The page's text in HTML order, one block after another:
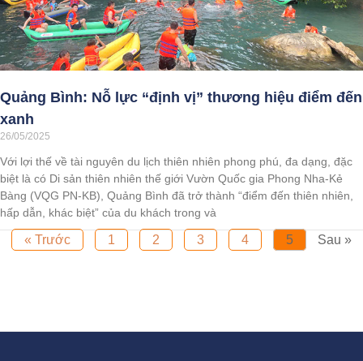
Quảng Bình: Nỗ lực “định vị” thương hiệu điểm đến
xanh
26/05/2025
Với lợi thế về tài nguyên du lịch thiên nhiên phong phú, đa dạng, đặc
biệt là có Di sản thiên nhiên thế giới Vườn Quốc gia Phong Nha-Kẻ
Bàng (VQG PN-KB), Quảng Bình đã trở thành “điểm đến thiên nhiên,
hấp dẫn, khác biệt” của du khách trong và
« Trước 1 2 3 4 5 Sau »